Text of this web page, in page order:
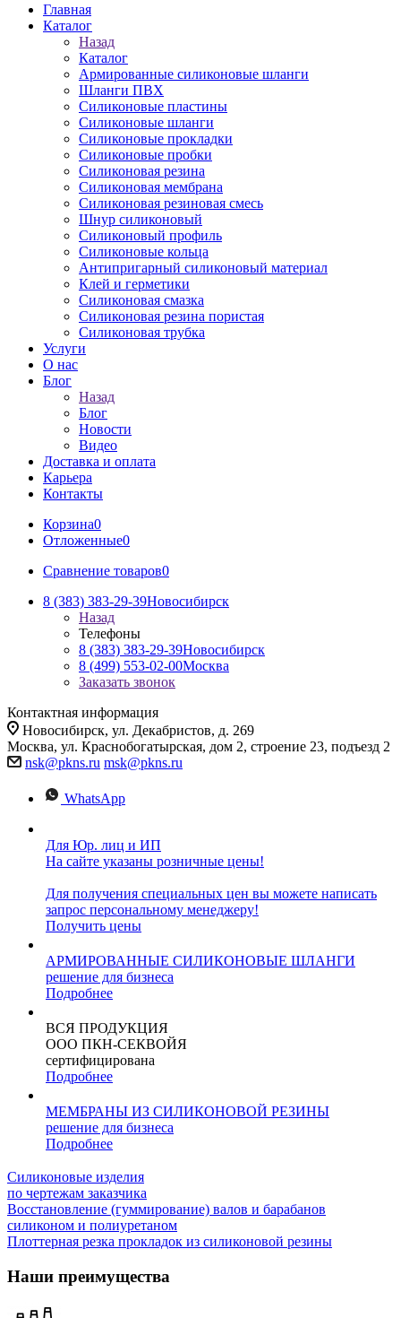
Главная
Каталог
Назад
Каталог
Армированные силиконовые шланги
Шланги ПВХ
Силиконовые пластины
Силиконовые шланги
Силиконовые прокладки
Силиконовые пробки
Силиконовая резина
Силиконовая мембрана
Силиконовая резиновая смесь
Шнур силиконовый
Силиконовый профиль
Силиконовые кольца
Антипригарный силиконовый материал
Клей и герметики
Силиконовая смазка
Силиконовая резина пористая
Силиконовая трубка
Услуги
О нас
Блог
Назад
Блог
Новости
Видео
Доставка и оплата
Карьера
Контакты
Корзина0
Отложенные0
Сравнение товаров0
8 (383) 383-29-39Новосибирск
Назад
Телефоны
8 (383) 383-29-39Новосибирск
8 (499) 553-02-00Москва
Заказать звонок
Контактная информация
Новосибирск, ул. Декабристов, д. 269
Москва, ул. Краснобогатырская, дом 2, строение 23, подъезд 2
nsk@pkns.ru msk@pkns.ru
WhatsApp
Для Юр. лиц и ИП
На сайте указаны розничные цены!
Для получения специальных цен вы можете написать
запрос персональному менеджеру!
Получить цены
АРМИРОВАННЫЕ СИЛИКОНОВЫЕ ШЛАНГИ
решение для бизнеса
Подробнее
ВСЯ ПРОДУКЦИЯ
ООО ПКН-СЕКВОЙЯ
сертифицирована
Подробнее
МЕМБРАНЫ ИЗ СИЛИКОНОВОЙ РЕЗИНЫ
решение для бизнеса
Подробнее
Силиконовые изделия
по чертежам заказчика
Восстановление (гуммирование) валов и барабанов
силиконом и полиуретаном
Плоттерная резка прокладок из силиконовой резины
Наши преимущества